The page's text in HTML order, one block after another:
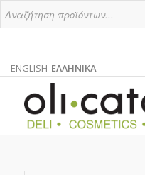
ENGLISH
ΑΓΓΛΙΚΑ
ΕΛΛΗΝΙΚΑ
ΕΛΛΗΝΙΚΑ
EL